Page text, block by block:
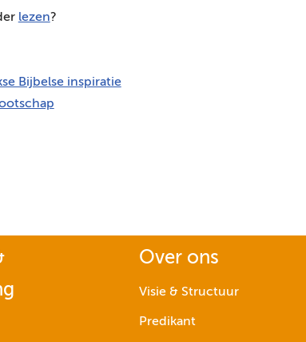
lezen?
Bijbelse inspiratie
Over ons
Visie & Structuur
Predikant